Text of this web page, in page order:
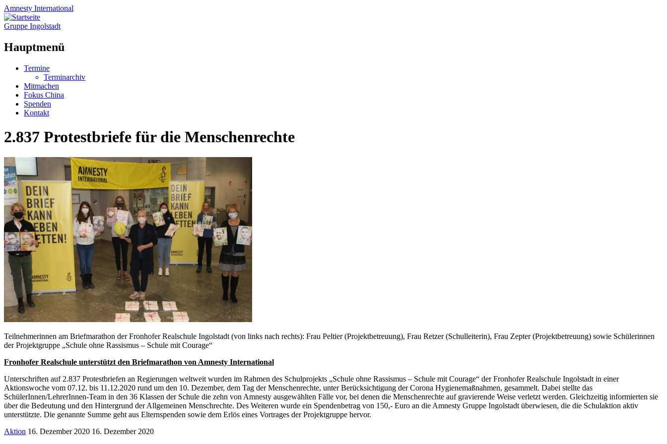
Amnesty International
Gruppe Ingolstadt
Hauptmenü
Zum
springen
Termine
Terminarchiv
Mitmachen
Fokus China
Spenden
Kontakt
2.837 Protestbriefe für die Menschenrechte
Teilnehmerinnen am Briefmarathon der Fronhofer Realschule Ingolstadt (von links nach rechts): Frau Peltier (Projektbetreuung), Frau Retzer (Schulleiterin), Frau Zepter (Projektbetreuung) sowie Schülerinnen
der Projektgruppe „Schule ohne Rassismus – Schule mit Courage“
Fronhofer Realschule unterstützt den Briefmarathon von Amnesty International
Unterschriften auf 2.837 Protestbriefen an Regierungen weltweit wurden im Rahmen des Schulprojekts „Schule ohne Rassismus – Schule mit Courage“ der Fronhofer Realschule Ingolstadt in einer
Aktionswoche vom 07.12. bis 11.12.2020 rund um den 10. Dezember, dem Tag der Menschenrechte, unter Berücksichtigung der Corona Hygienemaßnahmen, gesammelt. Dabei stellte das
SchülerInnen/LehrerInnen-Team in den 36 Klassen der Schule die zehn von Amnesty ausgewählten Fälle vor, bei denen die Menschenrechte auf gravierende Weise verletzt werden. Gleichzeitig informierten sie
über die Bedeutung und den Hintergrund der Allgemeinen Menschrechte. Des Weiteren wurde ein Spendenbetrag von 150,- Euro an die Amnesty Gruppe Ingolstadt überwiesen, die die Schulaktion aktiv
unterstützte. Die genannte Summe geht aus Elternspenden sowie dem Erlös eines Vortrages der Projektgruppe hervor.
Aktion 16. Dezember 2020 16. Dezember 2020